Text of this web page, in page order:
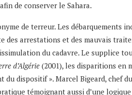
de conserver le Sahara.
de terreur. Les débarquements
arrestations et des mauvais
du cadavre. Le supplice
d’Algérie (2001), les disparitions en
du dispositif ». Marcel Bigeard, chef
témoignant aussi d’une